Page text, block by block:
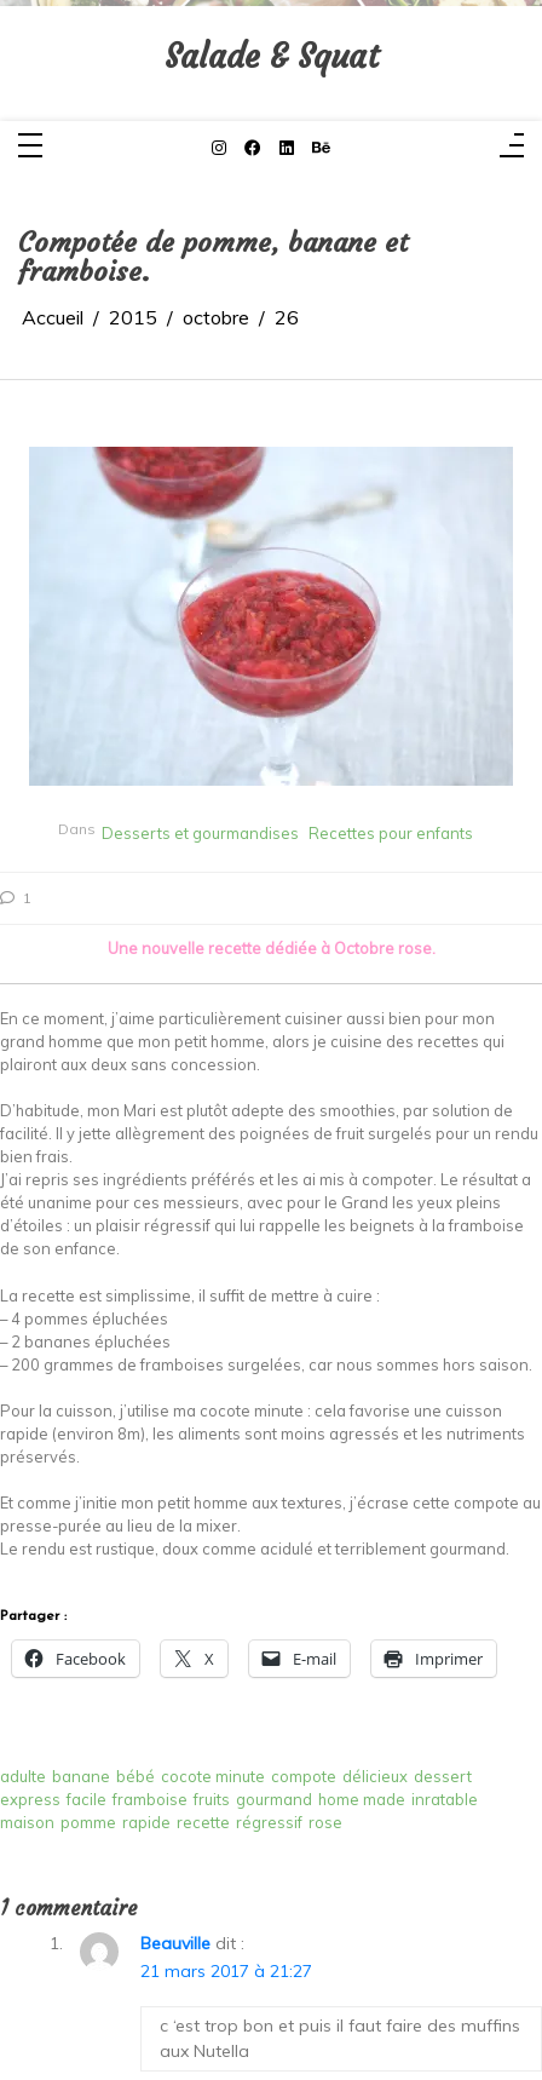
Aller
Salade & Squat
Compotée de pomme, banane et
framboise.
Accueil 2015 octobre 26
Dans Desserts et gourmandises Recettes pour enfants
1
Une nouvelle recette dédiée à Octobre rose.
En ce moment, j’aime particulièrement cuisiner aussi bien pour mon
grand homme que mon petit homme, alors je cuisine des recettes qui
plairont aux deux sans concession.
D’habitude, mon Mari est plutôt adepte des smoothies, par solution de
facilité. Il y jette allègrement des poignées de fruit surgelés pour un rendu
bien frais.
J’ai repris ses ingrédients préférés et les ai mis à compoter. Le résultat a
été unanime pour ces messieurs, avec pour le Grand les yeux pleins
d’étoiles : un plaisir régressif qui lui rappelle les beignets à la framboise
de son enfance.
La recette est simplissime, il suffit de mettre à cuire :
– 4 pommes épluchées
– 2 bananes épluchées
– 200 grammes de framboises surgelées, car nous sommes hors saison.
Pour la cuisson, j’utilise ma cocote minute : cela favorise une cuisson
rapide (environ 8m), les aliments sont moins agressés et les nutriments
préservés.
Et comme j’initie mon petit homme aux textures, j’écrase cette compote au
presse-purée au lieu de la mixer.
Le rendu est rustique, doux comme acidulé et terriblement gourmand.
Partager :
Facebook X E-mail Imprimer
adulte banane bébé cocote minute compote délicieux dessert
express facile framboise fruits gourmand home made inratable
maison pomme rapide recette régressif rose
1 commentaire
Beauville dit :
21 mars 2017 à 21:27
c ‘est trop bon et puis il faut faire des muffins
aux Nutella